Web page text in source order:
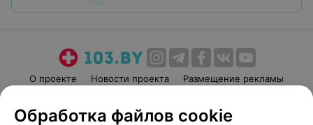
О проекте Новости проекта
Размещение рекламы
Пользовательское соглашение
Способы оплаты
Обработка файлов cookie